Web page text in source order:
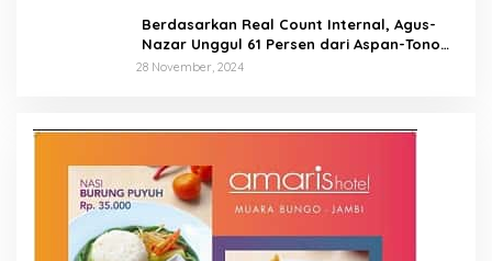
Berdasarkan Real Count Internal, Agus-
Nazar Unggul 61 Persen dari Aspan-Tono
Hanya 39 Persen
28 November, 2024